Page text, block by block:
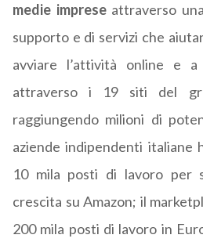
medie impreseattraverso
supporto e di servizi che
avviare l’attività online e
attraverso i 19 siti del
raggiungendo milioni di
aziende indipendenti italiane
10 mila posti di lavoro per
crescita su Amazon; il
200 mila posti di lavoro in